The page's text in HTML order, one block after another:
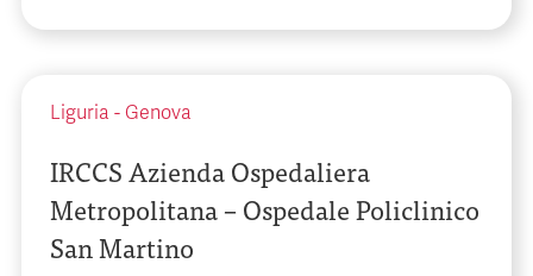
Liguria - Genova
IRCCS Azienda Ospedaliera
Metropolitana – Ospedale Policlinico
San Martino